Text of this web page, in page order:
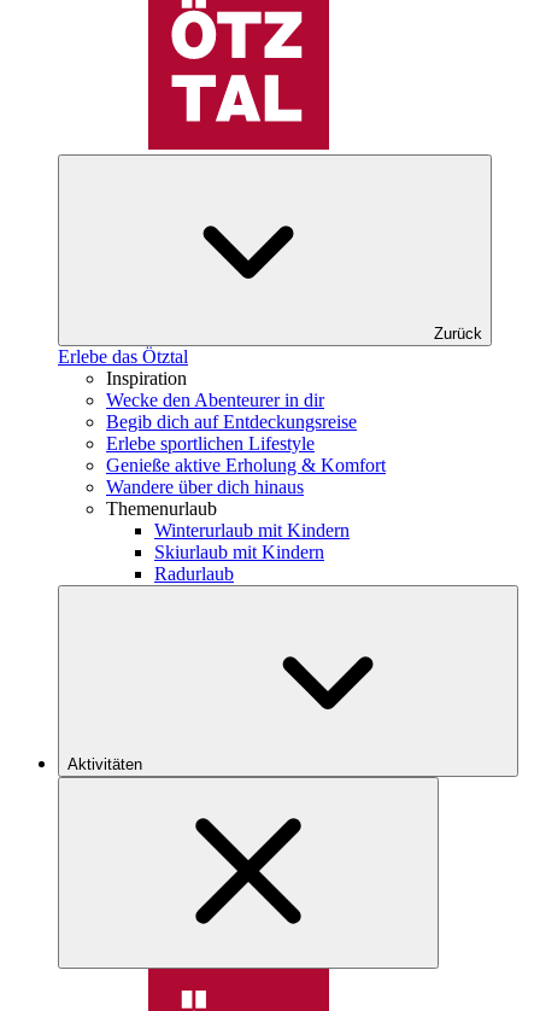
Zurück
Erlebe das Ötztal
Inspiration
Wecke den Abenteurer in dir
Begib dich auf Entdeckungsreise
Erlebe sportlichen Lifestyle
Genieße aktive Erholung & Komfort
Wandere über dich hinaus
Themenurlaub
Winterurlaub mit Kindern
Skiurlaub mit Kindern
Radurlaub
Aktivitäten